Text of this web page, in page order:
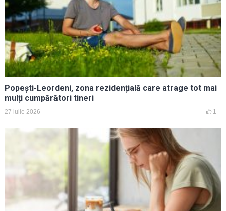
Popești-Leordeni, zona rezidențială care atrage tot mai
mulți cumpărători tineri
27 iulie 2026 1